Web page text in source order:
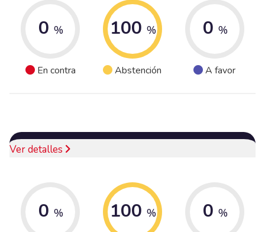
0 %
En contra
100 %
Abstención
0 %
A favor
Ver detalles
0 % 100 % 0 %